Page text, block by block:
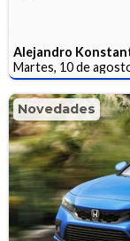
Alejandro
Martes, 10 de
Novedades